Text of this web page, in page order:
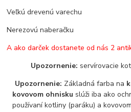
Veľkú drevenú varechu
Nerezovú naberačku
A ako darček dostanete od nás 2
Upozornenie: servírovacie
Upozornenie: Základná farba na
kovovom ohnisku slúži iba ako
používaní kotliny (paráku) a